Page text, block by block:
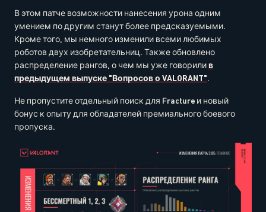
В этом патче возможности нанесения урона одним
умением по другим станут более предсказуемыми.
Кроме того, мы немного изменили всеми любимых
роботов двух изобретательниц. Также обновлено
распределение рангов, о чем мы уже говорилив
предыдущем выпуске "Вопросов о VALORANT".
Не пропустите отдельный поиск для Fracture и новый
бонус к опыту для обладателей премиального боевого
пропуска.